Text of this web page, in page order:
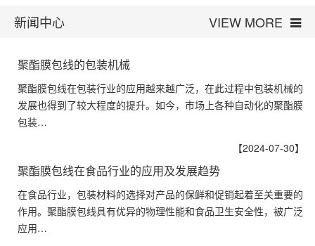
新闻中心 VIEW MORE
聚酯膜包线的包装机械
聚酯膜包线在包装行业的应用越来越广泛，在此过程中包装机械的
发展也得到了较大程度的提升。如今，市场上各种自动化的聚酯膜
包装…
【2024-07-30】
聚酯膜包线在食品行业的应用及发展趋势
在食品行业，包装材料的选择对产品的保鲜和促销起着至关重要的
作用。聚酯膜包线具有优异的物理性能和食品卫生安全性，被广泛
应用…